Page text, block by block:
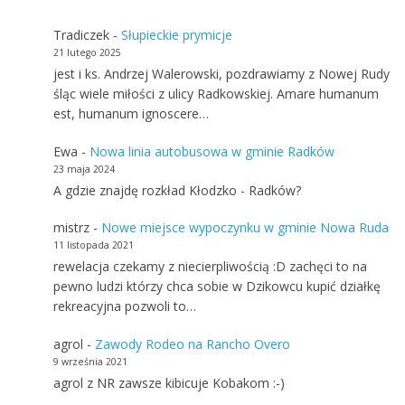
Tradiczek- Słupieckie prymicje
21 lutego 2025
jest i ks. Andrzej Walerowski, pozdrawiamy z Nowej Rudy
śląc wiele miłości z ulicy Radkowskiej. Amare humanum
est, humanum ignoscere…
Ewa - Nowa linia autobusowa w gminie Radków
23 maja 2024
A gdzie znajdę rozkład Kłodzko - Radków?
mistrz- Nowe miejsce wypoczynku w gminie Nowa Ruda
11 listopada 2021
rewelacja czekamy z niecierpliwością :D zachęci to na
pewno ludzi którzy chca sobie w Dzikowcu kupić działkę
rekreacyjna pozwoli to…
agrol - Zawody Rodeo na Rancho Overo
9 września 2021
agrol z NR zawsze kibicuje Kobakom :-)